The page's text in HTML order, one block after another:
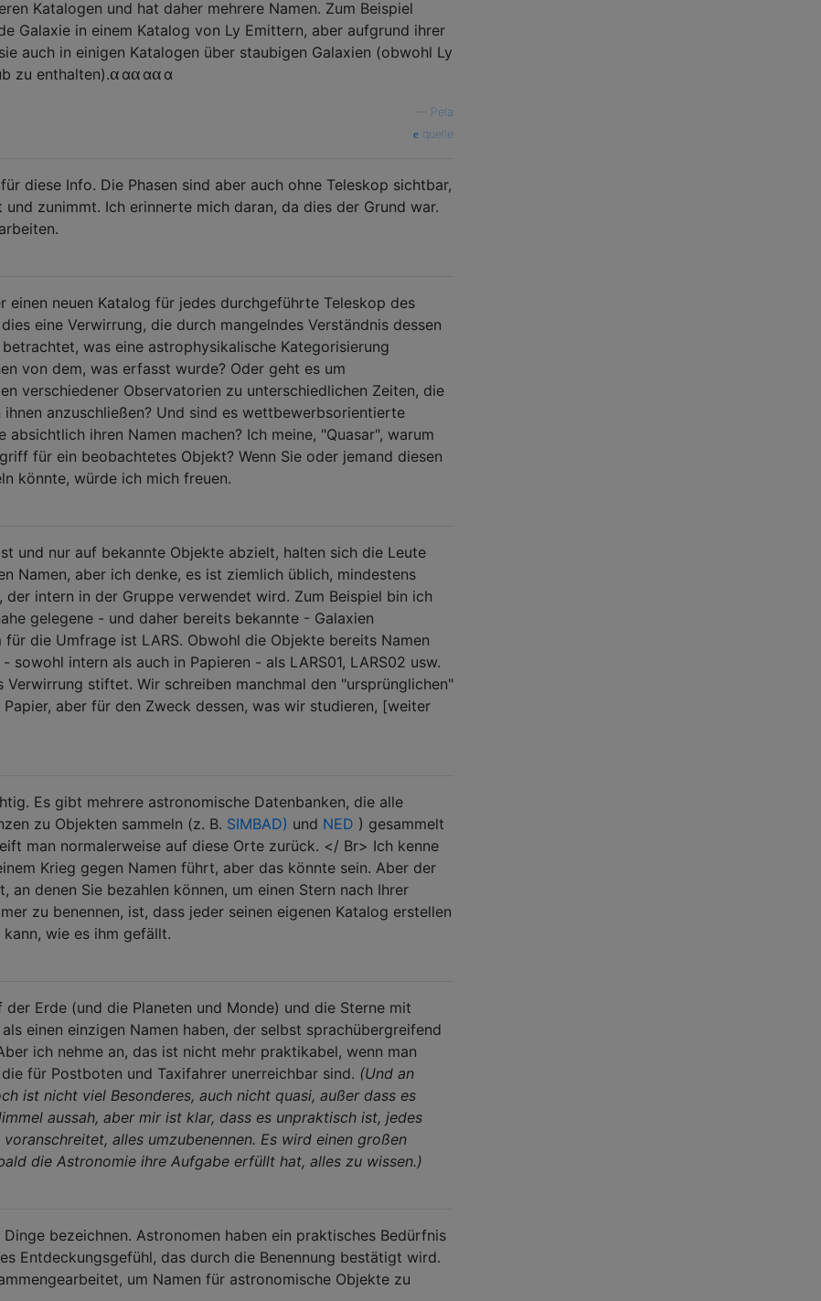
Katalogen und hat daher mehrere Namen. Zum Beispiel
Galaxie in einem Katalog von Ly Emittern, aber aufgrund ihrer
auch in einigen Katalogen über staubigen Galaxien (obwohl Ly
zu enthalten).α αα αα α
Pela
quelle
diese Info. Die Phasen sind aber auch ohne Teleskop sichtbar,
zunimmt. Ich erinnerte mich daran, da dies der Grund war.
einen neuen Katalog für jedes durchgeführte Teleskop des
eine Verwirrung, die durch mangelndes Verständnis dessen
was eine astrophysikalische Kategorisierung
von dem, was erfasst wurde? Oder geht es um
verschiedener Observatorien zu unterschiedlichen Zeiten, die
ihnen anzuschließen? Und sind es wettbewerbsorientierte
absichtlich ihren Namen machen? Ich meine, "Quasar", warum
für ein beobachtetes Objekt? Wenn Sie oder jemand diesen
könnte, würde ich mich freuen.
und nur auf bekannte Objekte abzielt, halten sich die Leute
Namen, aber ich denke, es ist ziemlich üblich, mindestens
der intern in der Gruppe verwendet wird. Zum Beispiel bin ich
gelegene - und daher bereits bekannte - Galaxien
die Umfrage ist LARS. Obwohl die Objekte bereits Namen
sowohl intern als auch in Papieren - als LARS01, LARS02 usw.
Verwirrung stiftet. Wir schreiben manchmal den "ursprünglichen"
Papier, aber für den Zweck dessen, was wir studieren, [weiter
Es gibt mehrere astronomische Datenbanken, die alle
zu Objekten sammeln (z. B. SIMBAD) und NED ) gesammelt
man normalerweise auf diese Orte zurück. </ Br> Ich kenne
Krieg gegen Namen führt, aber das könnte sein. Aber der
an denen Sie bezahlen können, um einen Stern nach Ihrer
zu benennen, ist, dass jeder seinen eigenen Katalog erstellen
wie es ihm gefällt.
Erde (und die Planeten und Monde) und die Sterne mit
einen einzigen Namen haben, der selbst sprachübergreifend
ich nehme an, das ist nicht mehr praktikabel, wenn man
für Postboten und Taxifahrer unerreichbar sind. (Und an
ist nicht viel Besonderes, auch nicht quasi, außer dass es
aussah, aber mir ist klar, dass es unpraktisch ist, jedes
alles umzubenennen. Es wird einen großen
die Astronomie ihre Aufgabe erfüllt hat, alles zu wissen.)
bezeichnen. Astronomen haben ein praktisches Bedürfnis
Entdeckungsgefühl, das durch die Benennung bestätigt wird.
um Namen für astronomische Objekte zu